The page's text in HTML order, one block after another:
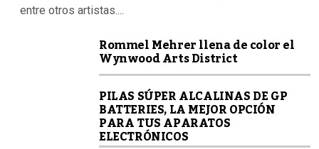
entre otros artistas....
Rommel Mehrer llena de color el
Wynwood Arts District
PILAS SÚPER ALCALINAS DE GP
BATTERIES, LA MEJOR OPCIÓN
PARA TUS APARATOS
ELECTRÓNICOS